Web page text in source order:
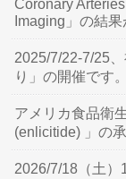
Coronary
Imaging」の結
2025/7/22-7/25
り」の開催です。
アメリカ食品衛
(enlicitide) 」の
2026/7/18（土）